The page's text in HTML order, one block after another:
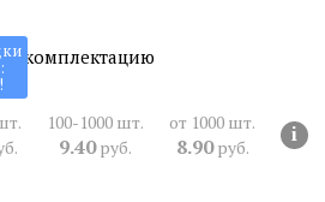
комплектацию
100-1000 шт.
9.40руб.
от 1000 шт.
8.90руб.
i